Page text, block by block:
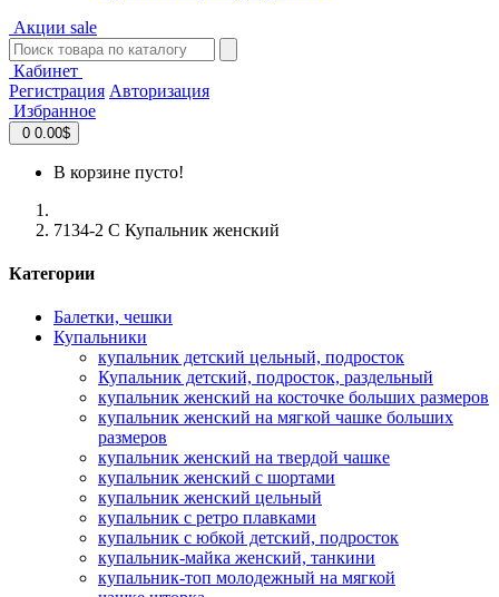
Акции sale
Кабинет
Регистрация Авторизация
Избранное
0 0.00$
В корзине пусто!
7134-2 С Купальник женский
Категории
Балетки, чешки
Купальники
купальник детский цельный, подросток
Купальник детский, подросток, раздельный
купальник женский на косточке больших размеров
купальник женский на мягкой чашке больших
размеров
купальник женский на твердой чашке
купальник женский с шортами
купальник женский цельный
купальник с ретро плавками
купальник с юбкой детский, подросток
купальник-майка женский, танкини
купальник-топ молодежный на мягкой